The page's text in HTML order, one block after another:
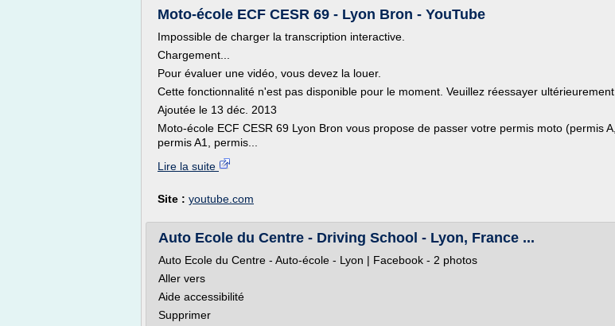
Moto-école ECF CESR 69 - Lyon Bron - YouTube
Impossible de charger la transcription interactive.
Chargement...
Pour évaluer une vidéo, vous devez la louer.
Cette fonctionnalité n'est pas disponible pour le moment. Veuillez réessayer ultérieurement.
Ajoutée le 13 déc. 2013
Moto-école ECF CESR 69 Lyon Bron vous propose de passer votre permis moto (permis A,
permis A1, permis...
Lire la suite
Site : youtube.com
Auto Ecole du Centre - Driving School - Lyon, France ...
Auto Ecole du Centre - Auto-école - Lyon | Facebook - 2 photos
Aller vers
Aide accessibilité
Supprimer